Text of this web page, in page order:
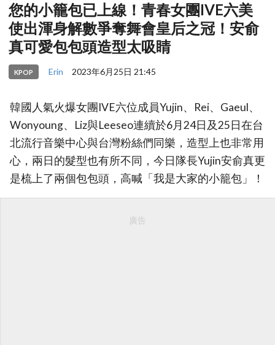
您的小籠包已上線！青春女團IVE六美
使出渾身解數爭奪舞會皇后之冠！安俞
真可愛包包頭造型太吸睛
KPOP Erin 2023年6月25日 21:45
韓國人氣火爆女團IVE六位成員Yujin、Rei、Gaeul、
Wonyoung、Liz與Leeseo連續於6月24日及25日在台
北流行音樂中心與台灣粉絲們同樂，造型上也非常用
心，兩日的髮型也有所不同，今日隊長Yujin安俞真更
是梳上了兩個包包頭，高喊「我是大家的小籠包」！
廣告